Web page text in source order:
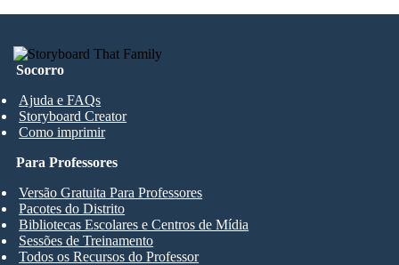
Socorro
Ajuda e FAQs
Storyboard Creator
Como imprimir
Para Professores
Versão Gratuita Para Professores
Pacotes do Distrito
Bibliotecas Escolares e Centros de Mídia
Sessões de Treinamento
Todos os Recursos do Professor